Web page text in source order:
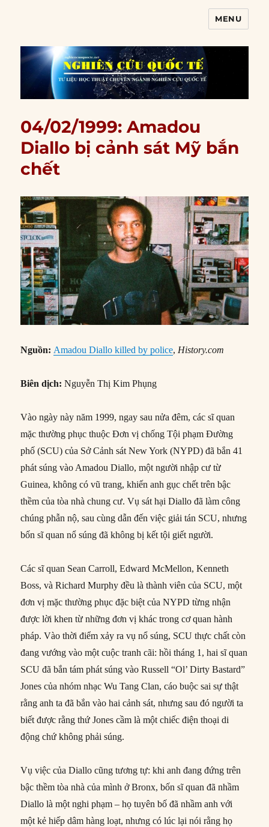
MENU
04/02/1999: Amadou
Diallo bị cảnh sát Mỹ bắn
chết
Nguồn:Amadou Diallo killed by police,History.com
Biên dịch:Nguyễn Thị Kim Phụng
Vào ngày này năm 1999, ngay sau nửa đêm, các sĩ quan
mặc thường phục thuộc Đơn vị chống Tội phạm Đường
phố (SCU) của Sở Cảnh sát New York (NYPD) đã bắn 41
phát súng vào Amadou Diallo, một người nhập cư từ
Guinea, không có vũ trang, khiến anh gục chết trên bậc
thềm của tòa nhà chung cư. Vụ sát hại Diallo đã làm công
chúng phẫn nộ, sau cùng dẫn đến việc giải tán SCU, nhưng
bốn sĩ quan nổ súng đã không bị kết tội giết người.
Các sĩ quan Sean Carroll, Edward McMellon, Kenneth
Boss, và Richard Murphy đều là thành viên của SCU, một
đơn vị mặc thường phục đặc biệt của NYPD từng nhận
được lời khen từ những đơn vị khác trong cơ quan hành
pháp. Vào thời điểm xảy ra vụ nổ súng, SCU thực chất còn
đang vướng vào một cuộc tranh cãi: hồi tháng 1, hai sĩ quan
SCU đã bắn tám phát súng vào Russell “Ol’ Dirty Bastard”
Jones của nhóm nhạc Wu Tang Clan, cáo buộc sai sự thật
rằng anh ta đã bắn vào hai cảnh sát, nhưng sau đó người ta
biết được rằng thứ Jones cầm là một chiếc điện thoại di
động chứ không phải súng.
Vụ việc của Diallo cũng tương tự: khi anh đang đứng trên
bậc thềm tòa nhà của mình ở Bronx, bốn sĩ quan đã nhầm
Diallo là một nghi phạm – họ tuyên bố đã nhầm anh với
một kẻ hiếp dâm hàng loạt, nhưng có lúc lại nói rằng họ